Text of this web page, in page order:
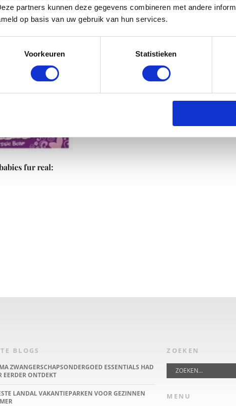
partners kunnen deze gegevens combineren met andere
op basis van uw gebruik van hun services.
Voorkeuren Statistieken
fur real:
BLOGS
ZWANGERSCHAPSONDERGOED ESSENTIALS HAD
EERDER ONTDEKT
LANDAL VAKANTIEPARKEN VOOR GEZINNEN
ZOEKEN
MENU